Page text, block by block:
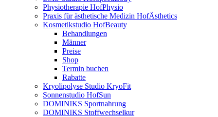
Physiotherapie HofPhysio
Praxis für ästhetische Medizin HofÄsthetics
Kosmetikstudio HofBeauty
Behandlungen
Männer
Preise
Shop
Termin buchen
Rabatte
Kryolipolyse Studio KryoFit
Sonnenstudio HofSun
DOMINIKS Sportnahrung
DOMINIKS Stoffwechselkur